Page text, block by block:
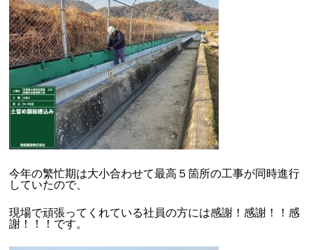
今年の繁忙期は大小合わせて最高５箇所の工事が同時進行
していたので、
現場で頑張ってくれている社員の方には感謝！感謝！！感
謝！！！です。